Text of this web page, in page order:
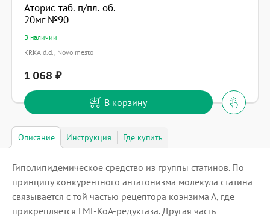
Аторис таб. п/пл. об.
20мг №90
В наличии
KRKA d.d., Novo mesto
1 068
В корзину
Описание Инструкция Где купить
Гиполипидемическое средство из группы статинов. По
принципу конкурентного антагонизма молекула статина
связывается с той частью рецептора коэнзима А, где
прикрепляется ГМГ-КоА-редуктаза. Другая часть